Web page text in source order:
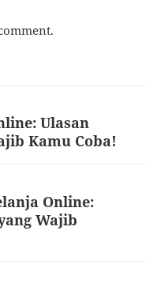
Ulasan
Kamu Coba!
Online:
Wajib